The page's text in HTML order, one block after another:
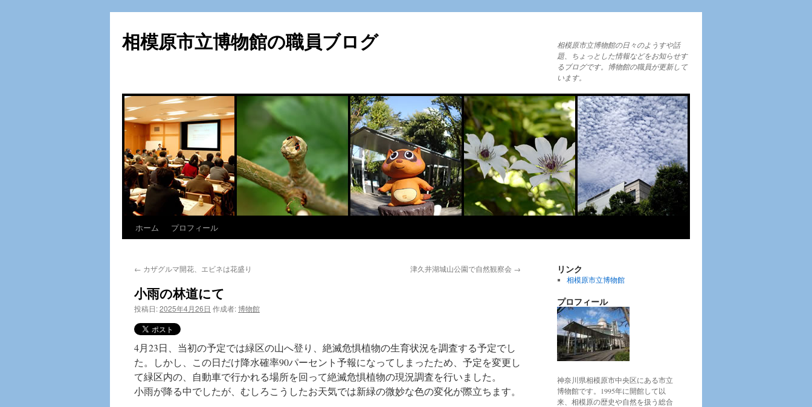
相模原市立博物館の職員ブログ
相模原市立博物館の日々のようすや話
題、ちょっとした情報などをお知らせす
るブログです。博物館の職員が更新して
います。
ン
ホーム プロフィール
← カザグルマ開花、エビネは花盛り 津久井湖城山公園で自然観察会 →
小雨の林道にて
投稿日:2025年4月26日 作成者:博物館
4月23日、当初の予定では緑区の山へ登り、絶滅危惧植物の生育状況を調査する予定でし
た。しかし、この日だけ降水確率90パーセント予報になってしまったため、予定を変更し
て緑区内の、自動車で行かれる場所を回って絶滅危惧植物の現況調査を行いました。
小雨が降る中でしたが、むしろこうしたお天気では新緑の微妙な色の変化が際立ちます。
リンク
相模原市立博物館
プロフィール
神奈川県相模原市中央区にある市立
博物館です。1995年に開館して以
来、相模原の歴史や自然を扱う総合